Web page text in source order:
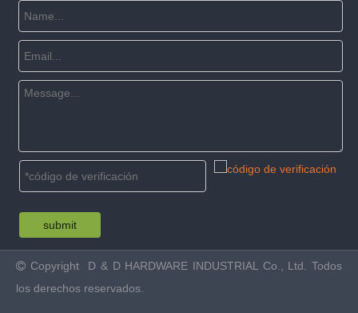
submit
 Copyright
D & D HARDWARE INDUSTRIAL Co., Ltd. Todos
los derechos reservados.